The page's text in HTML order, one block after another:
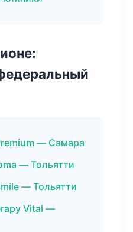
— Самара
— Тольятти
— Тольятти
Vital —